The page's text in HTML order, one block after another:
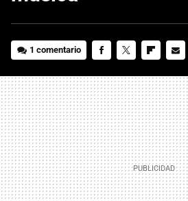
1 comentario
MAIL